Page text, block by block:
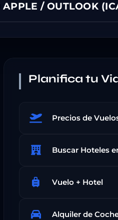
/ OUTLOOK
Planifica tu
Precios de
Buscar Hoteles
Vuelo + Hotel
Alquiler de